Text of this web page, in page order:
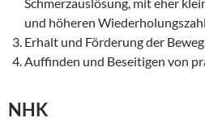
und höheren
Erhalt und Förderung der
Auffinden und Beseitigen von
NHK